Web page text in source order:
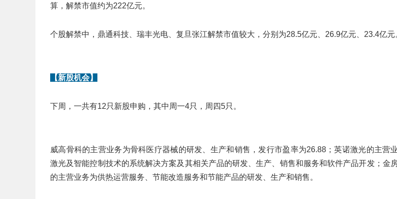
算，解禁市值约为222亿元。
个股解禁中，鼎通科技、瑞丰光电、复旦张江解禁市值较大，分别为28.5亿元、26.9亿元、23.4亿元
【新股机会】
下周，一共有12只新股申购，其中周一4只，周四5只。
威高骨科的主营业务为骨科医疗器械的研发、生产和销售，发行市盈率为26.88；英诺激光的主营
激光及智能控制技术的系统解决方案及其相关产品的研发、生产、销售和服务和软件产品开发；金
的主营业务为供热运营服务、节能改造服务和节能产品的研发、生产和销售。